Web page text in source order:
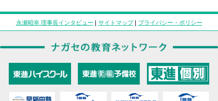
永瀬昭幸 理事長インタビュー | サイトマップ| プライバシー・ポリシー